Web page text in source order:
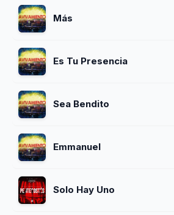
Más
Es Tu Presencia
Sea Bendito
Emmanuel
Solo Hay Uno